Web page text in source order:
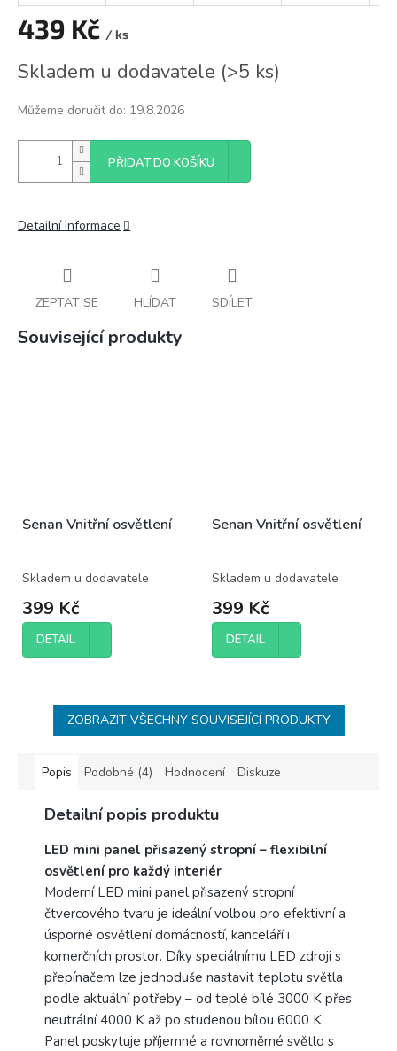
439 Kč / ks
cena:
Skladem u dodavatele (>5 ks)
Můžeme doručit do: 19.8.2026
PŘIDAT DO KOŠÍKU
Detailní informace
ZEPTAT SE HLÍDAT SDÍLET
Související produkty
Senan Vnitřní osvětlení
Skladem u dodavatele
399 Kč
DETAIL
Senan Vnitřní osvětlení
Skladem u dodavatele
399 Kč
DETAIL
ZOBRAZIT VŠECHNY SOUVISEJÍCÍ PRODUKTY
Popis Podobné (4) Hodnocení Diskuze
Detailní popis produktu
LED mini panel přisazený stropní – flexibilní
osvětlení pro každý interiér
Moderní LED mini panel přisazený stropní
čtvercového tvaru je ideální volbou pro efektivní a
úsporné osvětlení domácností, kanceláří i
komerčních prostor. Díky speciálnímu LED zdroji s
přepínačem lze jednoduše nastavit teplotu světla
podle aktuální potřeby – od teplé bílé 3000 K přes
neutrální 4000 K až po studenou bílou 6000 K.
Panel poskytuje příjemné a rovnoměrné světlo s